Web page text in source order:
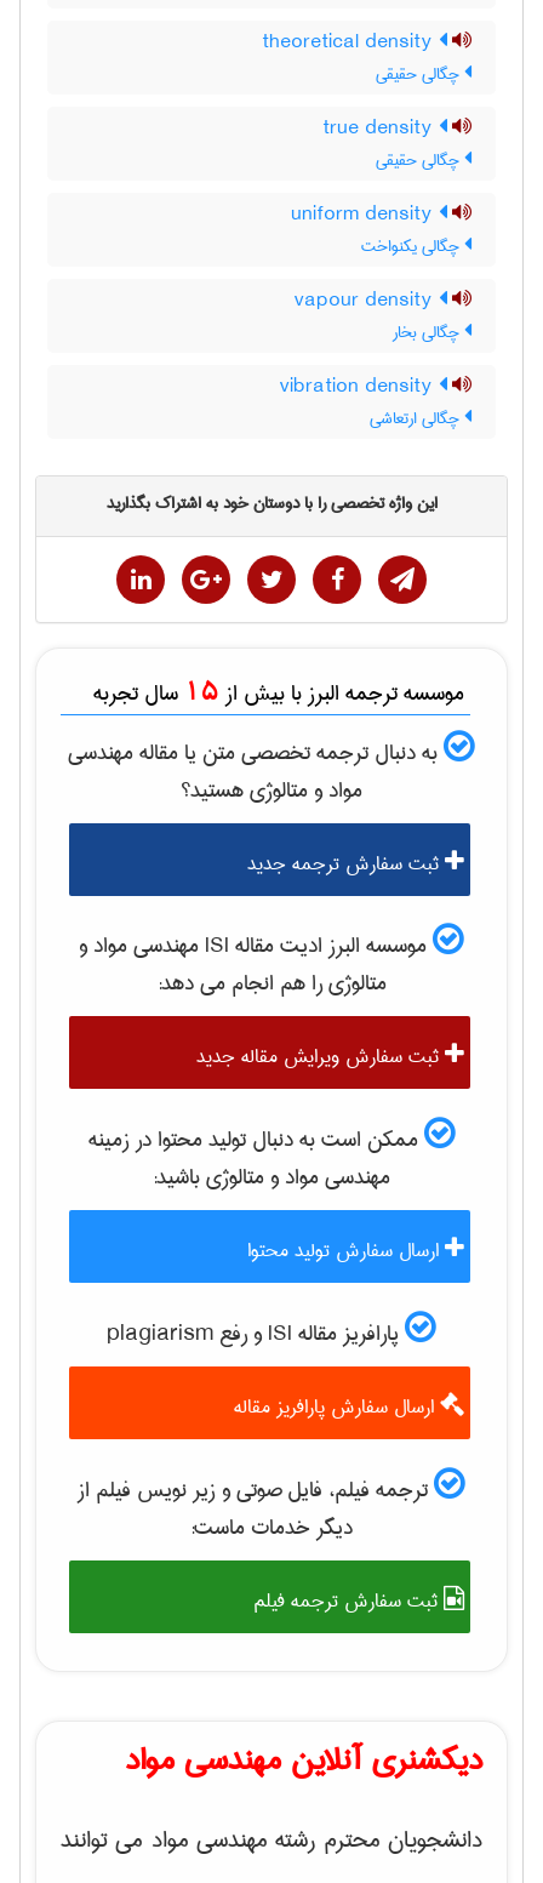
چگالی حقیقی
چگالی حقیقی
چگالی یکنواخت
چگالی بخار
چگالی ارتعاشی
این واژه تخصصی را با دوستان خود به اشتراک بگذارید
موسسه ترجمه البرز با بیش از 15 سال تجربه
به دنبال ترجمه تخصصی متن یا مقالهمهندسی
مواد و متالوژیهستید؟
ثبت سفارش ترجمه جدید
موسسه البرز ادیت مقاله ISI
مهندسی مواد و
متالوژیرا هم انجام می دهد:
ثبت سفارش ویرایش مقاله جدید
ممکن است به دنبال تولید محتوا در زمینه
مهندسی مواد و متالوژیباشید:
ارسال سفارش تولید محتوا
پارافریز مقاله ISI و رفع plagiarism
ارسال سفارش پارافریز مقاله
ترجمه فیلم، فایل صوتی و زیر نویس فیلم از
دیگر خدمات ماست:
ثبت سفارش ترجمه فیلم
دیکشنری آنلاین مهندسی مواد
دانشجویان محترم رشته مهندسی مواد می توانند